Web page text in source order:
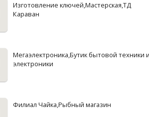
Изготовление ключей,Мастерская,ТД
Караван
Мегаэлектроника,Бутик бытовой техники и
электроники
Филиал Чайка,Рыбный магазин